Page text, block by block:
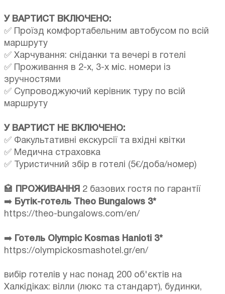
У ВАРТИСТ ВКЛЮЧЕНО:
✅ Проїзд комфортабельним автобусом по всій
маршруту
✅ Харчування: сніданки та вечері в готелі
✅ Проживання в 2-х, 3-х міс. номери із
зручностями
✅ Супроводжуючий керівник туру по всій
маршруту
У ВАРТИСТ НЕ ВКЛЮЧЕНО:
✅ Факультативні екскурсії та вхідні квітки
✅ Медична страховка
✅ Туристичний збір в готелі (5€/доба/номер)
🏩 ПРОЖИВАННЯ 2 базових гостя по гарантії
➡️ Бутік-готель Theo Bungalows 3*
https://theo-bungalows.com/en/
➡️ Готель Olympic Kosmas Hanioti 3*
https://olympickosmashotel.gr/en/
вибір готелів у нас понад 200 об'єктів на
Халкідіках: вілли (люкс та стандарт), будинки,